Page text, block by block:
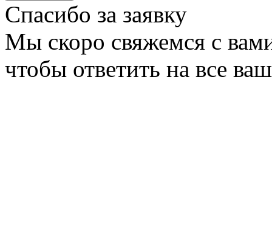
Спасибо за заявку
Мы скоро свяжемся с
чтобы ответить на все